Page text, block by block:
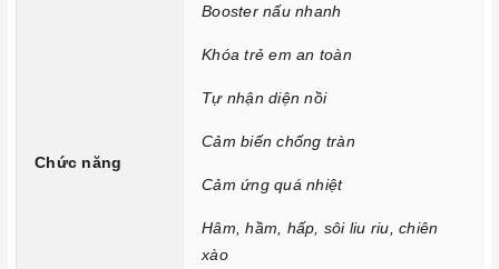
Công nghệ hiện đại
Tính năng vượt trội
Chức năng Booster:
nhanh chóng trên các vùng nấu.
Chức năng
Booster nấu nhanh
Khóa trẻ em an toàn
Tự nhận diện nồi
Cảm biến chống tràn
Cảm ứng quá nhiệt
Hâm, hầm, hấp, sôi liu riu, chiên
xào